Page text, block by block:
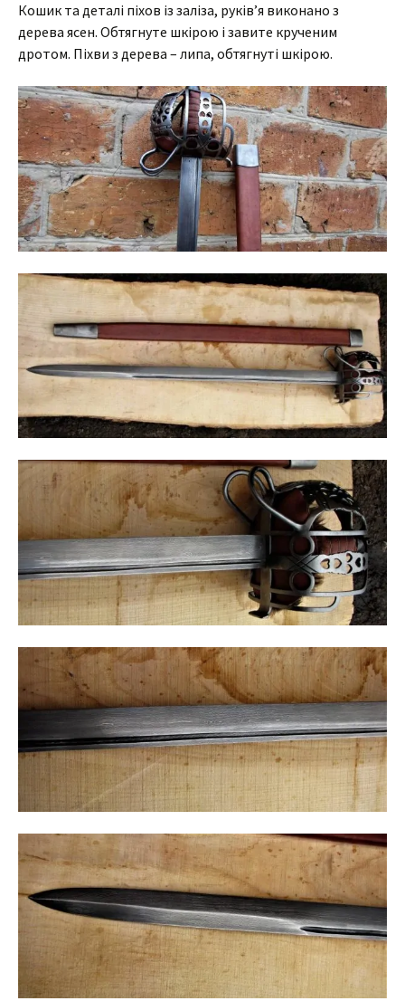
Кошик та деталі піхов із заліза, руків’я виконано з
дерева ясен. Обтягнуте шкірою і завите крученим
дротом. Піхви з дерева – липа, обтягнуті шкірою.